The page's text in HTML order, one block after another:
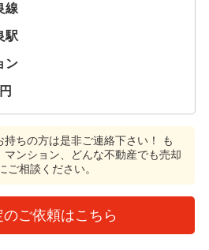
線
駅
ン
ちの方は是非ご連絡下さい！
も
マンション、どんな不動産でも売却
ご相談ください。
ご依頼はこちら